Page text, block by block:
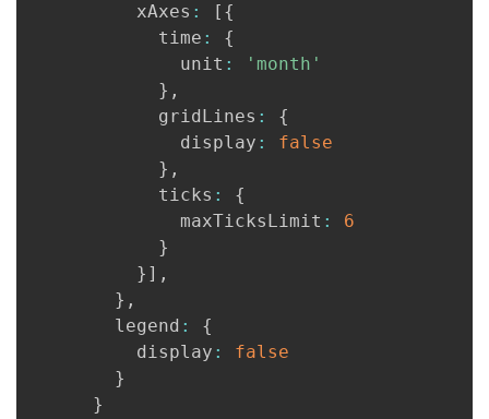
          xAxes
: [ {
            time
:
{
              unit
:
'month'
} ,
            gridLines
:
{
              display
:
false
} ,
            ticks
:
{
              maxTicksLimit
:
6
}
} ] ,
} ,
        legend
:
{
          display
:
false
}
}